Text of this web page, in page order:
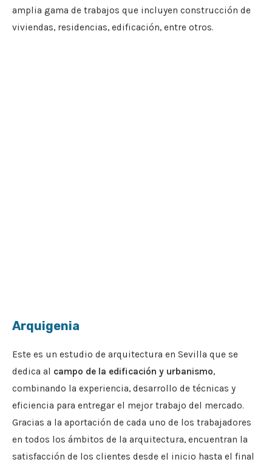
amplia gama de trabajos que incluyen construcción de
viviendas, residencias, edificación, entre otros.
Arquigenia
Este es un estudio de arquitectura en Sevilla que se
dedica al campo de la edificación y urbanismo,
combinando la experiencia, desarrollo de técnicas y
eficiencia para entregar el mejor trabajo del mercado.
Gracias a la aportación de cada uno de los trabajadores
en todos los ámbitos de la arquitectura, encuentran la
satisfacción de los clientes desde el inicio hasta el final